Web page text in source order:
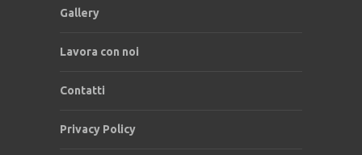
Gallery
Lavora con noi
Contatti
Privacy Policy